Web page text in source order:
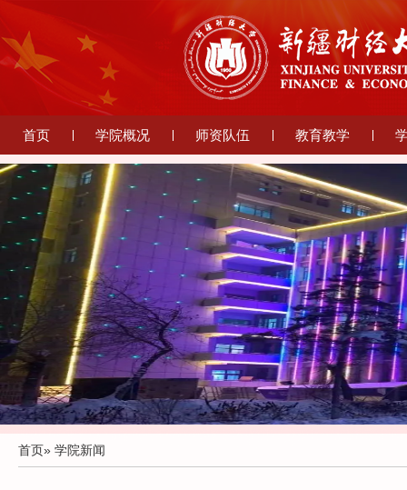
首页 学院概况 师资队伍 教育教学
首页» 学院新闻